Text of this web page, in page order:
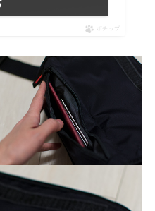
ポチップ